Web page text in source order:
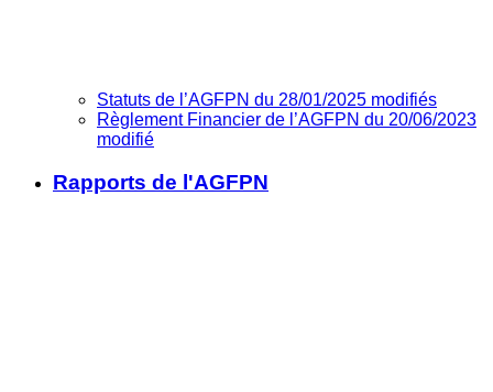
Statuts de l’AGFPN du 28/01/2025 modifiés
Règlement Financier de l’AGFPN du 20/06/2023
modifié
Rapports de l'AGFPN